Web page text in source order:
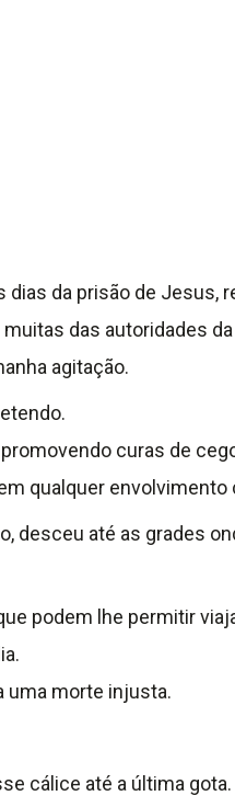
da prisão de Jesus,
das autoridades da
agitação.
curas de
qualquer envolvimento
desceu até as grades
podem lhe permitir
uma morte injusta.
cálice até a última gota.